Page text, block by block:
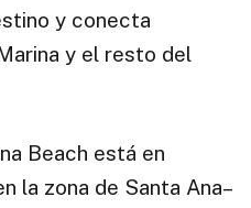
y conecta
y el resto del
Beach está en
la zona de Santa Ana–